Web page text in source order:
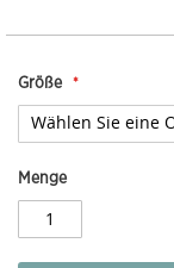
Größe
Menge